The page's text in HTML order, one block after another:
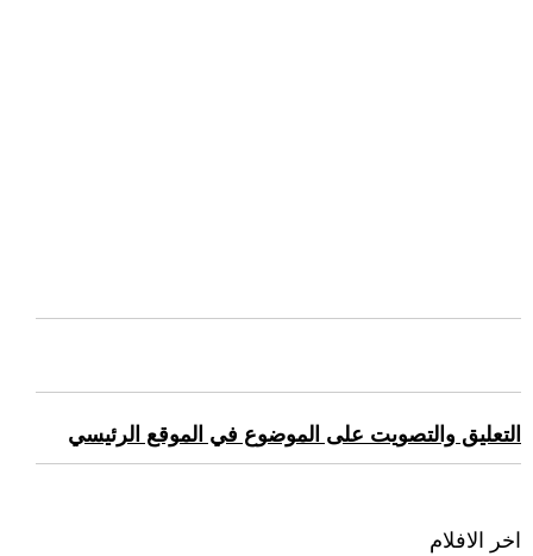
التعليق والتصويت على الموضوع في الموقع الرئيسي
اخر الافلام